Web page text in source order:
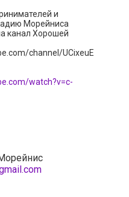
и
Морейниса
канал Хорошей
channel/UCixeuE
watch?v=c-